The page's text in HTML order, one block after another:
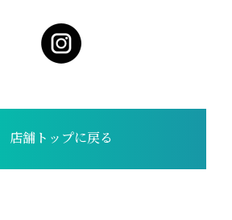
店舗トップに戻る